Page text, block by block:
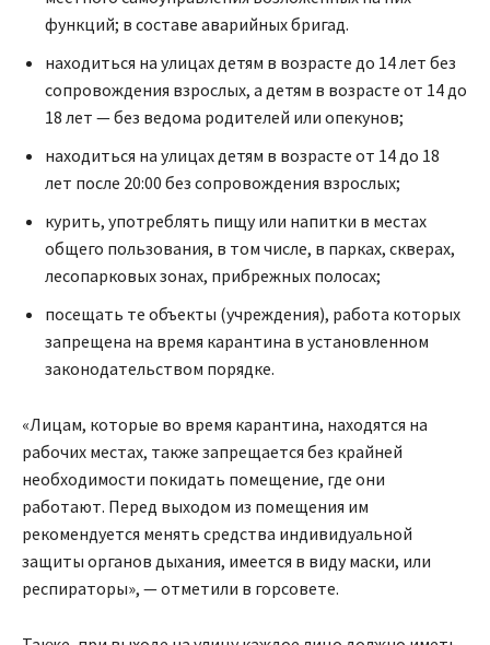
функций; в составе аварийных бригад.
находиться на улицах детям в возрасте до 14 лет без
сопровождения взрослых, а детям в возрасте от 14 до
18 лет — без ведома родителей или опекунов;
находиться на улицах детям в возрасте от 14 до 18
лет после 20:00 без сопровождения взрослых;
курить, употреблять пищу или напитки в местах
общего пользования, в том числе, в парках, скверах,
лесопарковых зонах, прибрежных полосах;
посещать те объекты (учреждения), работа которых
запрещена на время карантина в установленном
законодательством порядке.
«Лицам, которые во время карантина, находятся на
рабочих местах, также запрещается без крайней
необходимости покидать помещение, где они
работают. Перед выходом из помещения им
рекомендуется менять средства индивидуальной
защиты органов дыхания, имеется в виду маски, или
респираторы», — отметили в горсовете.